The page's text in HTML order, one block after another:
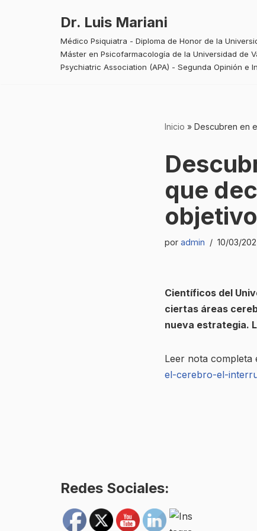
Dr. Luis Mariani
Médico Psiquiatra - Diploma de Honor de la
Máster en Psicofarmacología de la Universidad de
Psychiatric Association (APA) - Segunda Opinión e
Inicio » Descubren en
que
objetivo
por admin 10/03/
Científicos del
ciertas áreas
nueva estrategia.
Leer nota completa
el-cerebro-el-
Redes Sociales: